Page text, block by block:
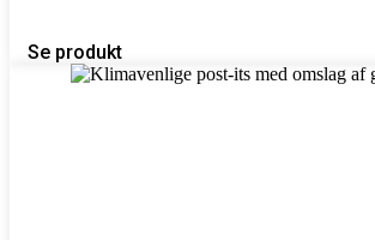
Se produkt